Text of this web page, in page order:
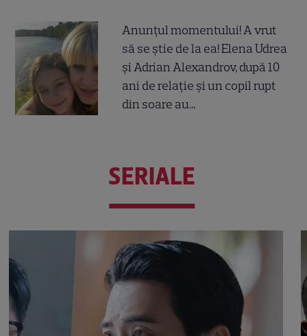
Anunțul momentului! A vrut
să se știe de la ea! Elena Udrea
și Adrian Alexandrov, după 10
ani de relație și un copil rupt
din soare au...
SERIALE